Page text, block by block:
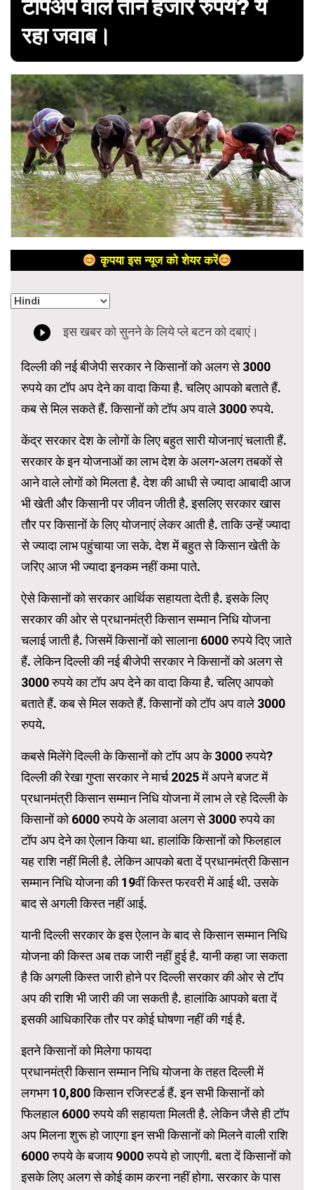
टॉपअप वाले तीन हजार रुपये? ये
रहा जवाब।
कृपया इस न्यूज को शेयर करें
दिल्ली की नई बीजेपी सरकार ने किसानों को अलग से 3000
रुपये का टॉप अप देने का वादा किया है. चलिए आपको बताते हैं.
कब से मिल सकते हैं. किसानों को टॉप अप वाले 3000 रुपये.
केंद्र सरकार देश के लोगों के लिए बहुत सारी योजनाएं चलाती हैं.
सरकार के इन योजनाओं का लाभ देश के अलग-अलग तबकों से
आने वाले लोगों को मिलता है. देश की आधी से ज्यादा आबादी आज
भी खेती और किसानी पर जीवन जीती है. इसलिए सरकार खास
तौर पर किसानों के लिए योजनाएं लेकर आती है. ताकि उन्हें ज्यादा
से ज्यादा लाभ पहुंचाया जा सके. देश में बहुत से किसान खेती के
जरिए आज भी ज्यादा इनकम नहीं कमा पाते.
ऐसे किसानों को सरकार आर्थिक सहायता देती है. इसके लिए
सरकार की ओर से प्रधानमंत्री किसान सम्मान निधि योजना
चलाई जाती है. जिसमें किसानों को सालाना 6000 रुपये दिए जाते
हैं. लेकिन दिल्ली की नई बीजेपी सरकार ने किसानों को अलग से
3000 रुपये का टॉप अप देने का वादा किया है. चलिए आपको
बताते हैं. कब से मिल सकते हैं. किसानों को टॉप अप वाले 3000
रुपये.
कबसे मिलेंगे दिल्ली के किसानों को टाॅप अप के 3000 रुपये?
दिल्ली की रेखा गुप्ता सरकार ने मार्च 2025 में अपने बजट में
प्रधानमंत्री किसान सम्मान निधि योजना में लाभ ले रहे दिल्ली के
किसानों को 6000 रुपये के अलावा अलग से 3000 रुपये का
टॉप अप देने का ऐलान किया था. हालांकि किसानों को फिलहाल
यह राशि नहीं मिली है. लेकिन आपको बता दें प्रधानमंत्री किसान
सम्मान निधि योजना की 19वीं किस्त फरवरी में आई थी. उसके
बाद से अगली किस्त नहीं आई.
यानी दिल्ली सरकार के इस ऐलान के बाद से किसान सम्मान निधि
योजना की किस्त अब तक जारी नहीं हुई है. यानी कहा जा सकता
है कि अगली किस्त जारी होने पर दिल्ली सरकार की ओर से टॉप
अप की राशि भी जारी की जा सकती है. हालांकि आपको बता दें
इसकी आधिकारिक तौर पर कोई घोषणा नहीं की गई है.
इतने किसानों को मिलेगा फायदा
प्रधानमंत्री किसान सम्मान निधि योजना के तहत दिल्ली में
लगभग 10,800 किसान रजिस्टर्ड हैं. इन सभी किसानों को
फिलहाल 6000 रुपये की सहायता मिलती है. लेकिन जैसे ही टॉप
अप मिलना शुरू हो जाएगा इन सभी किसानों को मिलने वाली राशि
6000 रुपये के बजाय 9000 रुपये हो जाएगी. बता दें किसानों को
इसके लिए अलग से कोई काम करना नहीं होगा. सरकार के पास